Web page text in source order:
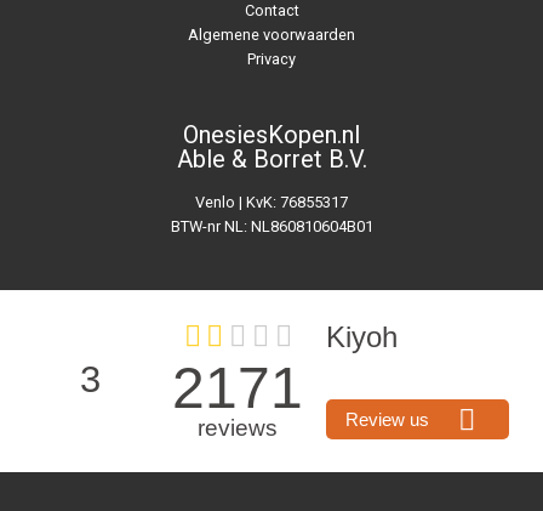
Contact
Algemene voorwaarden
Privacy
OnesiesKopen.nl
Able & Borret B.V.
Venlo | KvK: 76855317
BTW-nr NL: NL860810604B01